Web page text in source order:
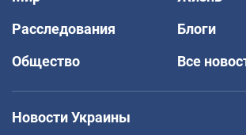
Расследования
Блоги
Общество
Все
Новости Украины